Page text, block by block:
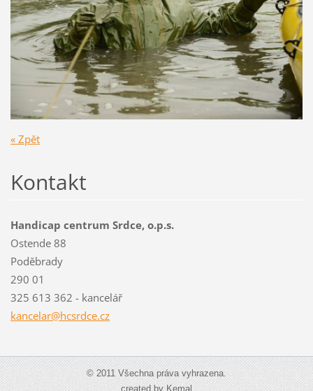
« Zpět
Kontakt
Handicap centrum Srdce, o.p.s.
Ostende 88
Poděbrady
290 01
325 613 362 - kancelář
kancelar@hcsrdce.cz
© 2011 Všechna práva vyhrazena.
created by Kemal